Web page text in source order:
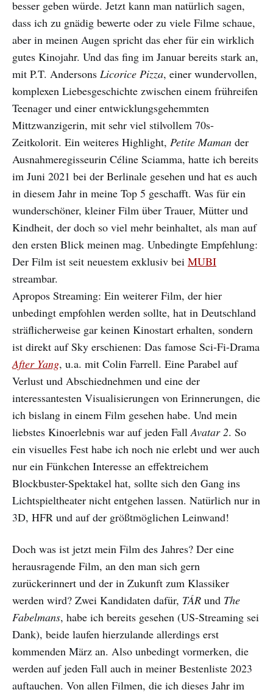
besser geben würde. Jetzt kann man natürlich sagen,
dass ich zu gnädig bewerte oder zu viele Filme schaue,
aber in meinen Augen spricht das eher für ein wirklich
gutes Kinojahr. Und das fing im Januar bereits stark an,
mit P.T. Andersons Licorice Pizza, einer wundervollen,
komplexen Liebesgeschichte zwischen einem frühreifen
Teenager und einer entwicklungsgehemmten
Mittzwanzigerin, mit sehr viel stilvollem 70s-
Zeitkolorit. Ein weiteres Highlight, Petite Maman der
Ausnahmeregisseurin Céline Sciamma, hatte ich bereits
im Juni 2021 bei der Berlinale gesehen und hat es auch
in diesem Jahr in meine Top 5 geschafft. Was für ein
wunderschöner, kleiner Film über Trauer, Mütter und
Kindheit, der doch so viel mehr beinhaltet, als man auf
den ersten Blick meinen mag. Unbedingte Empfehlung:
Der Film ist seit neuestem exklusiv bei MUBI
streambar.
Apropos Streaming: Ein weiterer Film, der hier
unbedingt empfohlen werden sollte, hat in Deutschland
sträflicherweise gar keinen Kinostart erhalten, sondern
ist direkt auf Sky erschienen: Das famose Sci-Fi-Drama
After Yang, u.a. mit Colin Farrell. Eine Parabel auf
Verlust und Abschiednehmen und eine der
interessantesten Visualisierungen von Erinnerungen, die
ich bislang in einem Film gesehen habe. Und mein
liebstes Kinoerlebnis war auf jeden FallAvatar 2. So
ein visuelles Fest habe ich noch nie erlebt und wer auch
nur ein Fünkchen Interesse an effektreichem
Blockbuster-Spektakel hat, sollte sich den Gang ins
Lichtspieltheater nicht entgehen lassen. Natürlich nur in
3D, HFR und auf der größtmöglichen Leinwand!
Doch was ist jetzt mein Film des Jahres? Der eine
herausragende Film, an den man sich gern
zurückerinnert und der in Zukunft zum Klassiker
werden wird? Zwei Kandidaten dafür, TÁR und The
Fabelmans, habe ich bereits gesehen (US-Streaming sei
Dank), beide laufen hierzulande allerdings erst
kommenden März an. Also unbedingt vormerken, die
werden auf jeden Fall auch in meiner Bestenliste 2023
auftauchen. Von allen Filmen, die ich dieses Jahr im